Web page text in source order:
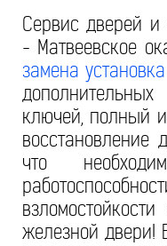
Сервис дверей
- Матвеевское
замена установка
ключей, полный
восстановление
что
железной двери!